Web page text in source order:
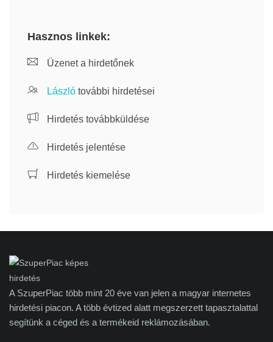
Hasznos linkek:
Üzenet a hirdetőnek
László további hirdetései
Hirdetés továbbküldése
Hirdetés jelentése
Hirdetés kiemelése
A SzuperPiac több mint 20 éve van jelen a magyar internetes
hirdetési piacon. A több évtized alatt megszerzett tapasztalattal
segítünk a céged és a termékeid reklámozásában.